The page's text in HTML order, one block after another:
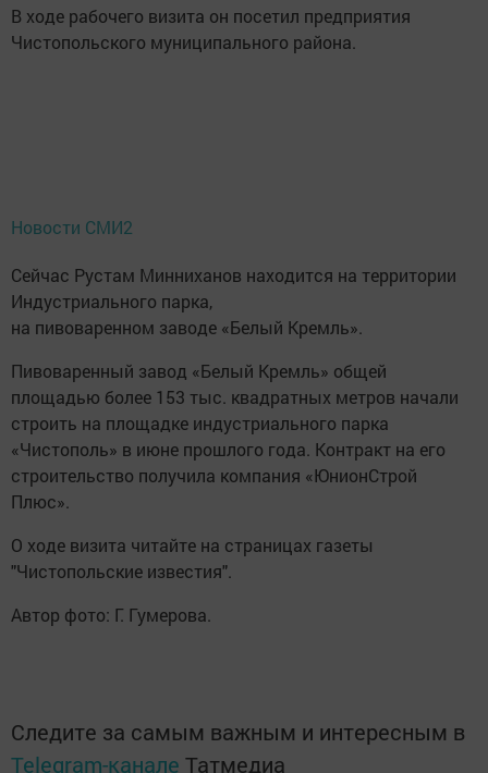
В ходе рабочего визита он посетил предприятия
Чистопольского муниципального района.
Новости СМИ2
Сейчас Рустам Минниханов находится на территории
Индустриального парка,
на пивоваренном заводе «Белый Кремль».
Пивоваренный завод «Белый Кремль» общей
площадью более 153 тыс. квадратных метров начали
строить на площадке индустриального парка
«Чистополь» в июне прошлого года. Контракт на его
строительство получила компания «ЮнионСтрой
Плюс».
О ходе визита читайте на страницах газеты
"Чистопольские известия".
Автор фото: Г. Гумерова.
Следите за самым важным и интересным в
Telegram-канале Татмедиа